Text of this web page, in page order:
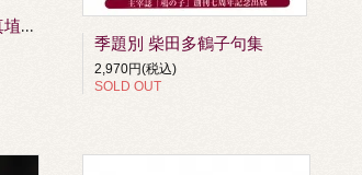
荒木かず枝第一句集 真埴〔まはに〕
季題別 柴田多鶴子句集
2,970円(税込)
SOLD OUT